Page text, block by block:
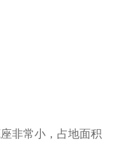
非常小，占地面积